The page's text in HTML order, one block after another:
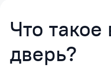
Что такое
дверь?